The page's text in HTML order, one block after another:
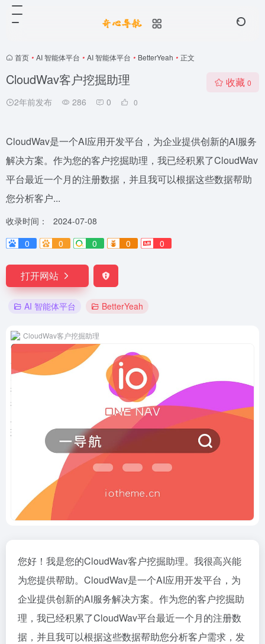
首页 • AI 智能体平台 • AI 智能体平台 • BetterYeah • 正文
CloudWav客户挖掘助理
2年前发布 286 0 0
收藏 0
CloudWav是一个AI应用开发平台，为企业提供创新的AI服务
解决方案。作为您的客户挖掘助理，我已经积累了CloudWav
平台最近一个月的注册数据，并且我可以根据这些数据帮助
您分析客户...
收录时间：
2024-07-08
0
0 0 0 0
打开网站
AI 智能体平台 BetterYeah
CloudWav客户挖掘助理
您好！我是您的CloudWav客户挖掘助理。我很高兴能
为您提供帮助。CloudWav是一个AI应用开发平台，为
企业提供创新的AI服务解决方案。作为您的客户挖掘助
理，我已经积累了CloudWav平台最近一个月的注册数
据，并且我可以根据这些数据帮助您分析客户需求，发